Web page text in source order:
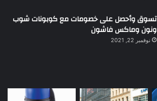
تسوق وأحصل على خصومات مع كوبونات شوب
ونون وماكس فاشون
نوفمبر 22, 2021